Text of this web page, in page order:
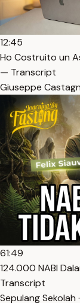
12:45
Ho Costruito un
— Transcript
Giuseppe
61:49
124.000 NABI
Transcript
Sepulang Sekolah